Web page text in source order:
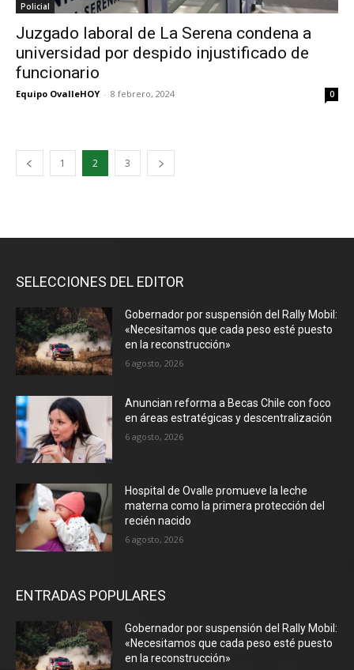
Policial
Juzgado laboral de La Serena condena a
universidad por despido injustificado de
funcionario
Equipo OvalleHOY - 8 febrero, 2024 0
1 2 3
SELECCIONES DEL EDITOR
Gobernador por suspensión del Rally Mobil:
«Necesitamos que cada peso esté puesto
en la reconstrucción»
6 agosto, 2026
Anuncian reforma a Becas Chile con foco
en áreas estratégicas y descentralización
6 agosto, 2026
Hospital de Ovalle promueve la leche
materna como la primera protección del
recién nacido
6 agosto, 2026
ENTRADAS POPULARES
Gobernador por suspensión del Rally Mobil:
«Necesitamos que cada peso esté puesto
en la reconstrucción»